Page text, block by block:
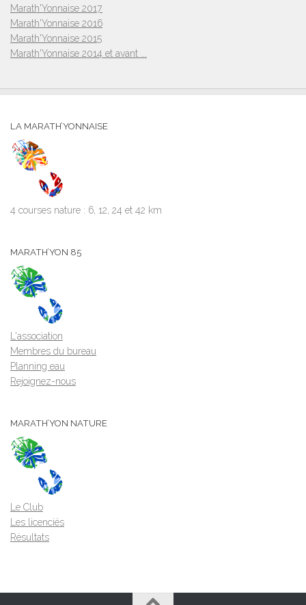
Marath'Yonnaise 2017
Marath'Yonnaise 2016
Marath'Yonnaise 2015
Marath'Yonnaise 2014 et avant ...
LA MARATH’YONNAISE
4 courses nature : 6, 12, 24 et 42 km
MARATH’YON 85
L'association
Membres du bureau
Planning eau
Rejoignez-nous
MARATH’YON NATURE
Le Club
Les licenciés
Résultats